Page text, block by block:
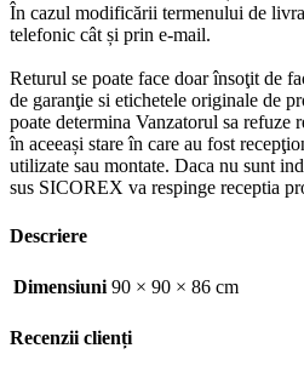
În cazul modificării termenului de
telefonic cât și prin e-mail.
Returul se poate face doar însoţit de
de garanţie si etichetele originale de
poate determina Vanzatorul sa refuze
în aceeași stare în care au fost
utilizate sau montate. Daca nu sunt
sus SICOREX va respinge receptia
Descriere
Dimensiuni 90 × 90 × 86 cm
Recenzii clienți